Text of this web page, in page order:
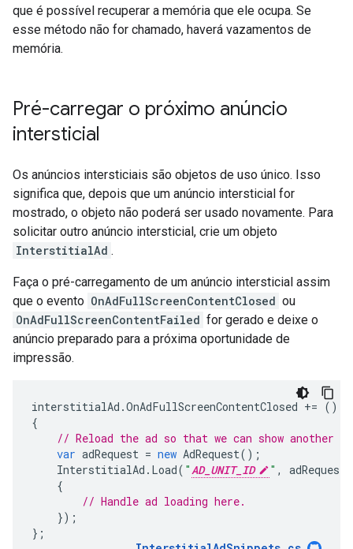
que é possível recuperar a memória que ele ocupa. Se
esse método não for chamado, haverá vazamentos de
memória.
Pré-carregar o próximo anúncio
intersticial
Os anúncios intersticiais são objetos de uso único. Isso
significa que, depois que um anúncio intersticial for
mostrado, o objeto não poderá ser usado novamente. Para
solicitar outro anúncio intersticial, crie um objeto
InterstitialAd .
Faça o pré-carregamento de um anúncio intersticial assim
que o evento OnAdFullScreenContentClosed ou
OnAdFullScreenContentFailed for gerado e deixe o
anúncio preparado para a próxima oportunidade de
impressão.
interstitialAd .OnAdFullScreenContentClosed += ()
{
// Reload the ad so that we can show another
var adRequest = new AdRequest();
InterstitialAd . Load( "AD_UNIT_ID " , adRequest
{
// Handle ad loading here.
});
};